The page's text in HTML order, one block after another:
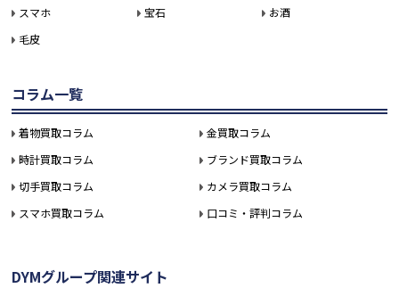
スマホ
宝石
お酒
毛皮
コラム一覧
着物買取コラム
金買取コラム
時計買取コラム
ブランド買取コラム
切手買取コラム
カメラ買取コラム
スマホ買取コラム
口コミ・評判コラム
DYMグループ関連サイト